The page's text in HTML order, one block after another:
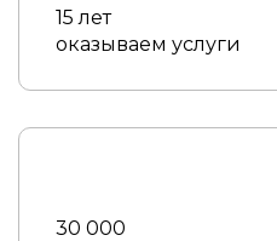
15 лет
оказываем услуги
30 000